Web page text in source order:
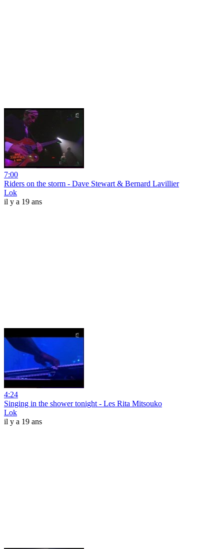
7:00
Riders on the storm - Dave Stewart & Bernard Lavillier
Lok
il y a 19 ans
4:24
Singing in the shower tonight - Les Rita Mitsouko
Lok
il y a 19 ans